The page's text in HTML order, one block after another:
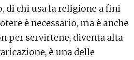
di chi usa la religione a fini
è necessario, ma è anche
per servirtene, diventa alta
è una delle